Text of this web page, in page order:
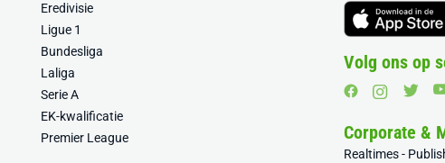
Eredivisie
Ligue 1
Bundesliga
Laliga
Serie A
EK-kwalificatie
Premier League
Volg ons op
Corporate &
Realtimes -